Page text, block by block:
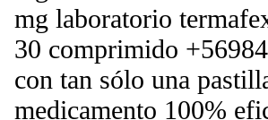
mg laboratorio
30 comprimido
con tan sólo una
medicamento 100%